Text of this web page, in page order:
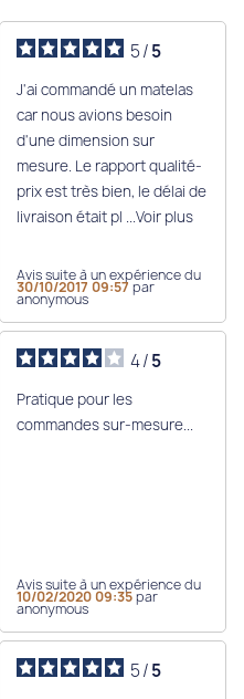
5/5
J'ai commandé un matelas
car nous avions besoin
d'une dimension sur
mesure. Le rapport qualité-
prix est très bien, le délai de
livraison était pl ...Voir plus
Avis suite à un expérience du
30/10/2017 09:57 par
anonymous
4/5
Pratique pour les
commandes sur-mesure...
Avis suite à un expérience du
10/02/2020 09:35par
anonymous
5/5